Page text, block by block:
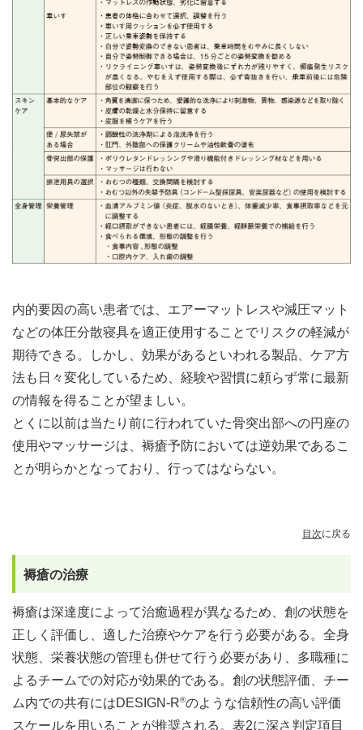
内的要因の高い患者では、エアーマットレスや減圧マット
などの体圧分散寝具を適正使用することでリスクの軽減が
期待できる。しかし、効果があるといわれる製品、ケア方
法も日々変化しているため、経験や習慣に頼らず常に最新
の情報を得ることが望ましい。
とくに以前は当たり前に行われていた骨突出部への円座の
使用やマッサージは、褥瘡予防においては逆効果であるこ
とが明らかとなっており、行ってはならない。
目次に戻る
褥瘡の治療
褥瘡は深達度によって治癒過程が異なるため、創の状態を
正しく評価し、適した治療やケアを行う必要がある。全身
状態、栄養状態の管理も併せて行う必要があり、多職種に
よるチームでの対応が効果的である。創の状態評価、チー
ム内での共有にはDESIGN-R®のような信頼性の高い評価
スケールを用いることが推奨される。 表2に深さ判定項目